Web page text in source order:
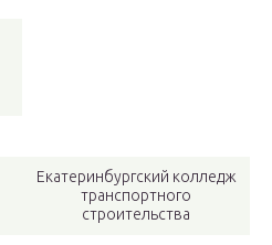
Екатеринбургский колледж
транспортного
строительства